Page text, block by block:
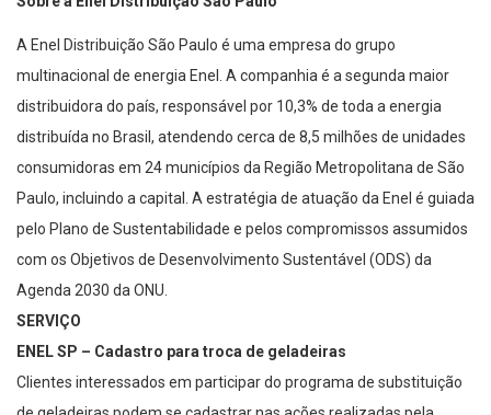
A Enel Distribuição São Paulo é uma empresa do grupo
multinacional de energia Enel. A companhia é a segunda maior
distribuidora do país, responsável por 10,3% de toda a energia
distribuída no Brasil, atendendo cerca de 8,5 milhões de unidades
consumidoras em 24 municípios da Região Metropolitana de São
Paulo, incluindo a capital. A estratégia de atuação da Enel é guiada
pelo Plano de Sustentabilidade e pelos compromissos assumidos
com os Objetivos de Desenvolvimento Sustentável (ODS) da
Agenda 2030 da ONU.
SERVIÇO
ENEL SP – Cadastro para troca de geladeiras
Clientes interessados em participar do programa de substituição